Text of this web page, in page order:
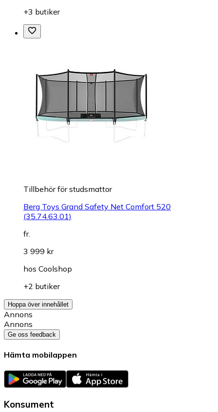
+3 butiker
Tillbehör för studsmattor
Berg Toys Grand Safety Net Comfort 520
(35.74.63.01)
fr.
3 999 kr
hos Coolshop
+2 butiker
Hoppa över innehållet
Annons
Annons
Ge oss feedback
Hämta mobilappen
Konsument